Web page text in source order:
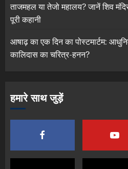
ताजमहल या तेजो महालय? जानें शिव
पूरी कहानी
आषाढ़ का एक दिन का पोस्टमार्टम:
कालिदास का चरित्र-हनन?
हमारे साथ जुड़ें